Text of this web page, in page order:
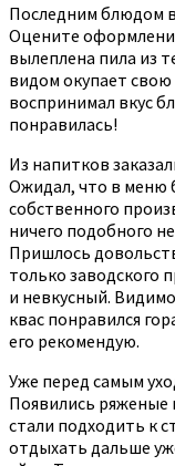
Последним блюдом
Оцените
вылеплена пила из
видом окупает
воспринимал вкус
понравилась!
Из напитков
Ожидал, что в меню
собственного
ничего подобного
Пришлось
только заводского
и невкусный.
квас понравился
его рекомендую.
Уже перед самым
Появились ряженые
стали подходить к
отдыхать дальше